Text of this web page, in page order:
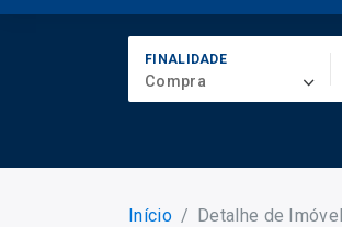
FINALIDADE
Compra
Início Detalhe de Imóvel